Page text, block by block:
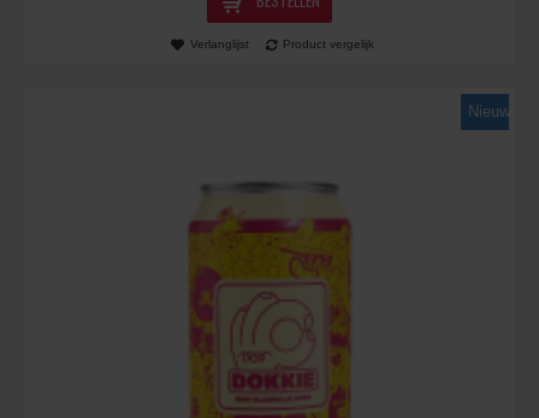
Verlanglijst Product vergelijk
Nieuw